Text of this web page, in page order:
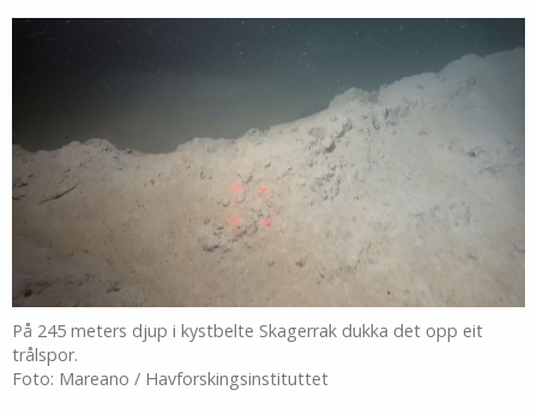
På 245 meters djup i kystbelte Skagerrak dukka det opp eit
trålspor.
Foto: Mareano / Havforskingsinstituttet